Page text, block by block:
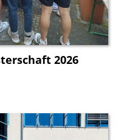
2026